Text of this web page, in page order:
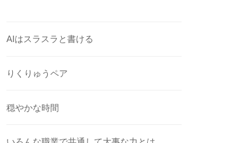
AIはスラスラと書ける
りくりゅうペア
穏やかな時間